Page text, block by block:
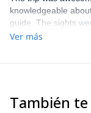
knowledgeable
guide. The sights
our request and
Ver más
También